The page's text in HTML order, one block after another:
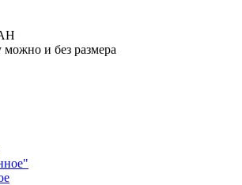
можно и без размера